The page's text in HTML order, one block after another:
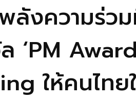
ลังความร่ว
‘PM
ให้คนไท